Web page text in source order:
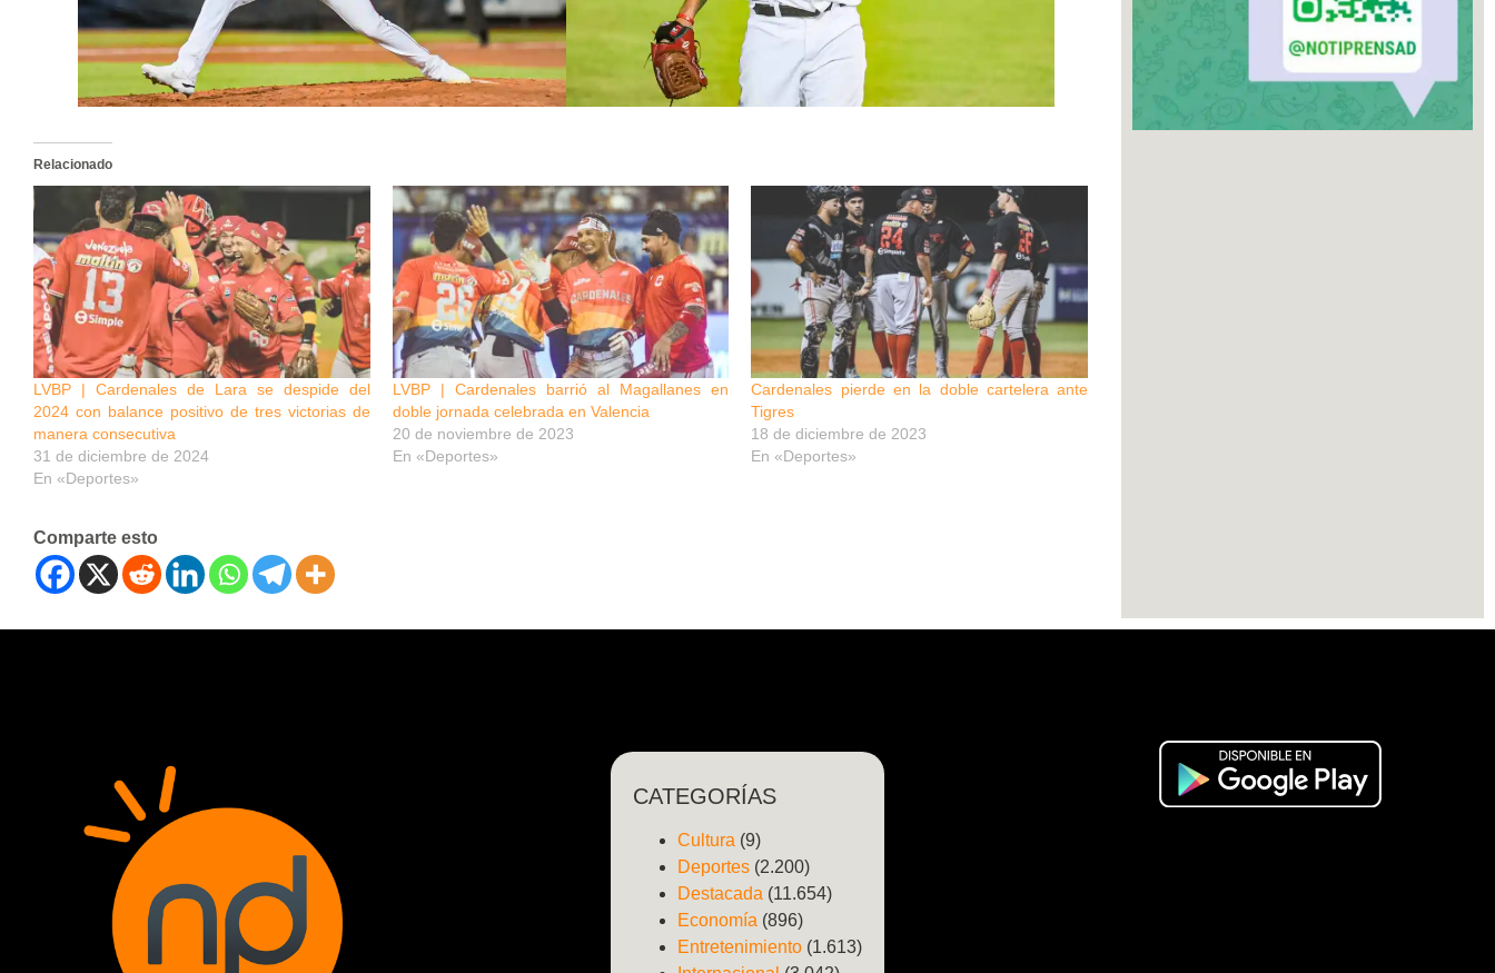
Relacionado
LVBP | Cardenales de Lara se despide del
2024 con balance positivo de tres victorias de
manera consecutiva
31 de diciembre de 2024
En «Deportes»
LVBP | Cardenales barrió al Magallanes en
doble jornada celebrada en Valencia
20 de noviembre de 2023
En «Deportes»
Cardenales pierde en la doble cartelera ante
Tigres
18 de diciembre de 2023
En «Deportes»
Comparte esto
CATEGORÍAS
Cultura (9)
Deportes(2.200)
Destacada (11.654)
Economía (896)
Entretenimiento(1.613)